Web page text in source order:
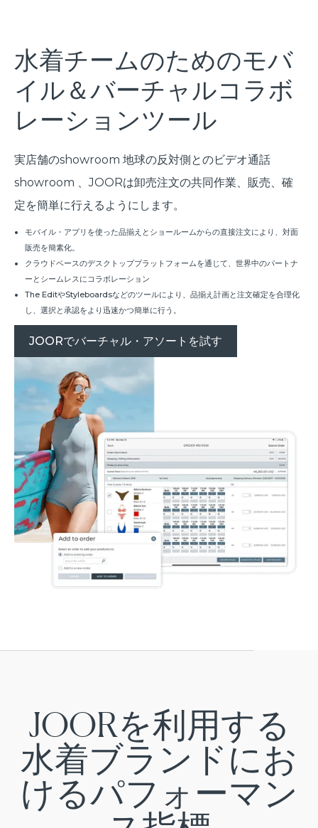
水着チームのためのモバ
イル＆バーチャルコラボ
レーションツール
実店舗のshowroom 地球の反対側とのビデオ通話
showroom 、JOORは卸売注文の共同作業、販売、確
定を簡単に行えるようにします。
モバイル・アプリを使った品揃えとショールームからの直接注文により、対面
販売を簡素化。
クラウドベースのデスクトッププラットフォームを通じて、世界中のパートナ
ーとシームレスにコラボレーション
The EditやStyleboardsなどのツールにより、品揃え計画と注文確定を合理化
し、選択と承認をより迅速かつ簡単に行う。
JOORでバーチャル・アソートを試す
JOORを利用する
水着ブランドにお
けるパフォーマン